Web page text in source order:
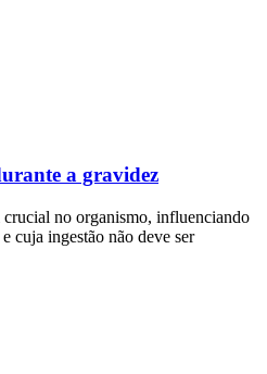
a gravidez
no organismo, influenciando
cuja ingestão não deve ser